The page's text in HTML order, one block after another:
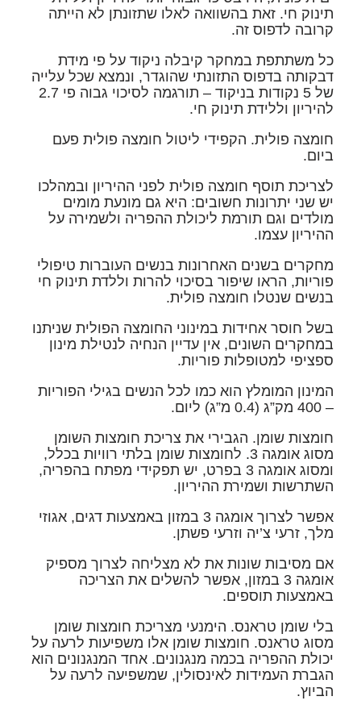
תינוק חי. זאת בהשוואה לאלו שתזונתן לא הייתה
קרובה לדפוס זה.
כל משתתפת במחקר קיבלה ניקוד על פי מידת
דבקותה בדפוס התזונתי שהוגדר, ונמצא שכל עלייה
של 5 נקודות בניקוד – תורגמה לסיכוי גבוה פי 2.7
להיריון וללידת תינוק חי.
חומצה פולית. הקפידי ליטול חומצה פולית פעם
ביום.
לצריכת תוסף חומצה פולית לפני ההיריון ובמהלכו
יש שני יתרונות חשובים: היא גם מונעת מומים
מולדים וגם תורמת ליכולת ההפריה ולשמירה על
ההיריון עצמו.
מחקרים בשנים האחרונות בנשים העוברות טיפולי
פוריות, הראו שיפור בסיכוי להרות וללדת תינוק חי
בנשים שנטלו חומצה פולית.
בשל חוסר אחידות במינוני החומצה הפולית שניתנו
במחקרים השונים, אין עדיין הנחיה לנטילת מינון
ספציפי למטופלות פוריות.
המינון המומלץ הוא כמו לכל הנשים בגילי הפוריות
– 400 מק”ג (0.4 מ”ג) ליום.
חומצות שומן. הגבירי את צריכת חומצות השומן
מסוג אומגה 3. לחומצות שומן בלתי רוויות בכלל,
ומסוג אומגה 3 בפרט, יש תפקידי מפתח בהפריה,
השתרשות ושמירת ההיריון.
אפשר לצרוך אומגה 3 במזון באמצעות דגים, אגוזי
מלך, זרעי צ’יה וזרעי פשתן.
אם מסיבות שונות את לא מצליחה לצרוך מספיק
אומגה 3 במזון, אפשר להשלים את הצריכה
באמצעות תוספים.
בלי שומן טראנס. הימנעי מצריכת חומצות שומן
מסוג טראנס. חומצות שומן אלו משפיעות לרעה על
יכולת ההפריה בכמה מנגנונים. אחד המנגנונים הוא
הגברת העמידות לאינסולין, שמשפיעה לרעה על
הביוץ.